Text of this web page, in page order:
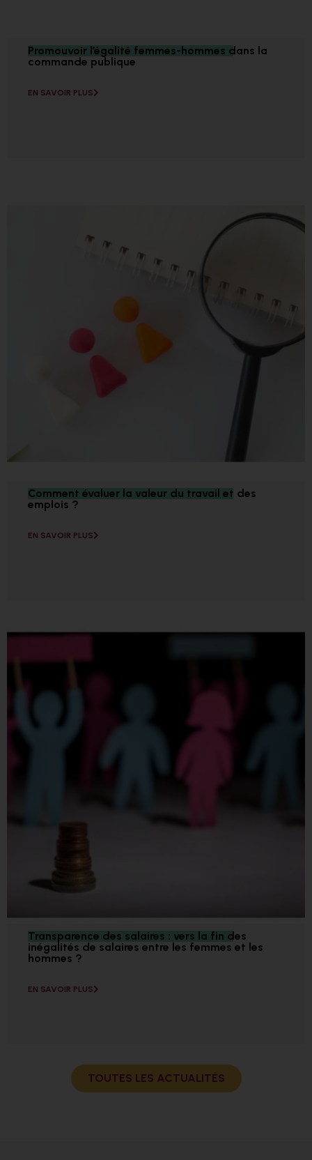
Promouvoir l’égalité femmes-hommes dans la
commande publique
EN SAVOIR PLUS
Comment évaluer la valeur du travail et des
emplois ?
EN SAVOIR PLUS
Transparence des salaires : vers la fin des
inégalités de salaires entre les femmes et les
hommes ?
EN SAVOIR PLUS
TOUTES LES ACTUALITÉS